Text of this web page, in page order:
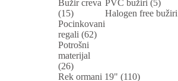
Bužir creva
(15)
PVC bužiri (5)
Halogen free bužiri
Pocinkovani
regali (62)
Potrošni
materijal
(26)
Rek ormani 19" (110)